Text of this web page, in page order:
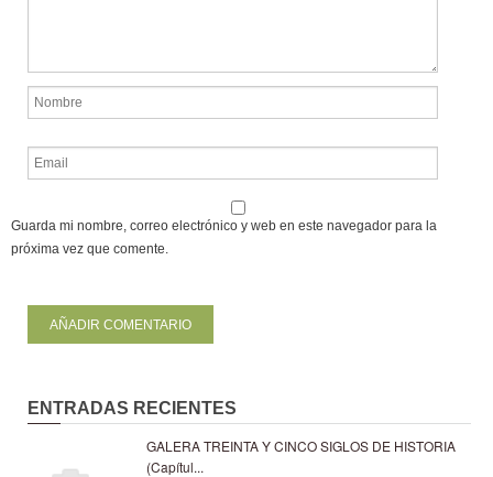
Guarda mi nombre, correo electrónico y web en este navegador para la
próxima vez que comente.
ENTRADAS RECIENTES
GALERA TREINTA Y CINCO SIGLOS DE HISTORIA
(Capítul...